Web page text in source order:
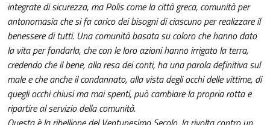
integrate di sicurezza, ma Polis come la città greca, comunità per
antonomasia che si fa carico dei bisogni di ciascuno per realizzare il
benessere di tutti. Una comunità basata su coloro che hanno dato
la vita per fondarla, che con le loro azioni hanno irrigato la terra,
credendo che il bene, alla resa dei conti, ha una parola definitiva sul
male e che anche il condannato, alla vista degli occhi delle vittime, di
quegli occhi chiusi ma mai spenti, può cambiare la propria rotta e
ripartire al servizio della comunità.